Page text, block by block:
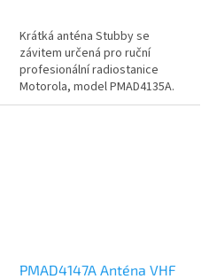
Krátká anténa Stubby se
závitem určená pro ruční
profesionální radiostanice
Motorola, model PMAD4135A.
Kmitočtový rozsah 320-360MHz,
PMAD4147A Anténa VHF